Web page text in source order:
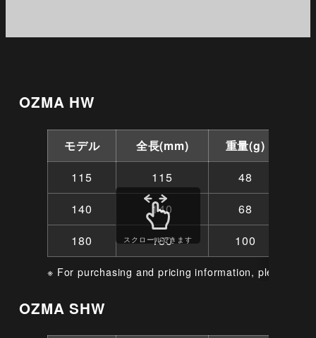
OZMA HW
モデル 全長(mm) 重量(g)
115
115
48
140
140
68
180
180 100
※ For purchasing and pricing information, please
スクロールできます
OZMA SHW